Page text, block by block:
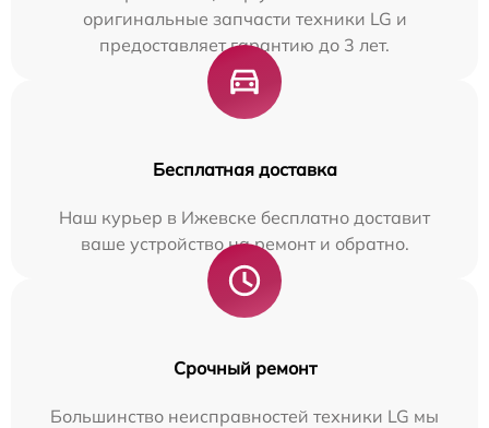
оригинальные запчасти техники LG и
предоставляет гарантию до 3 лет.
Бесплатная доставка
Наш курьер в Ижевске бесплатно доставит
ваше устройство на ремонт и обратно.
Срочный ремонт
Большинство неисправностей техники LG мы